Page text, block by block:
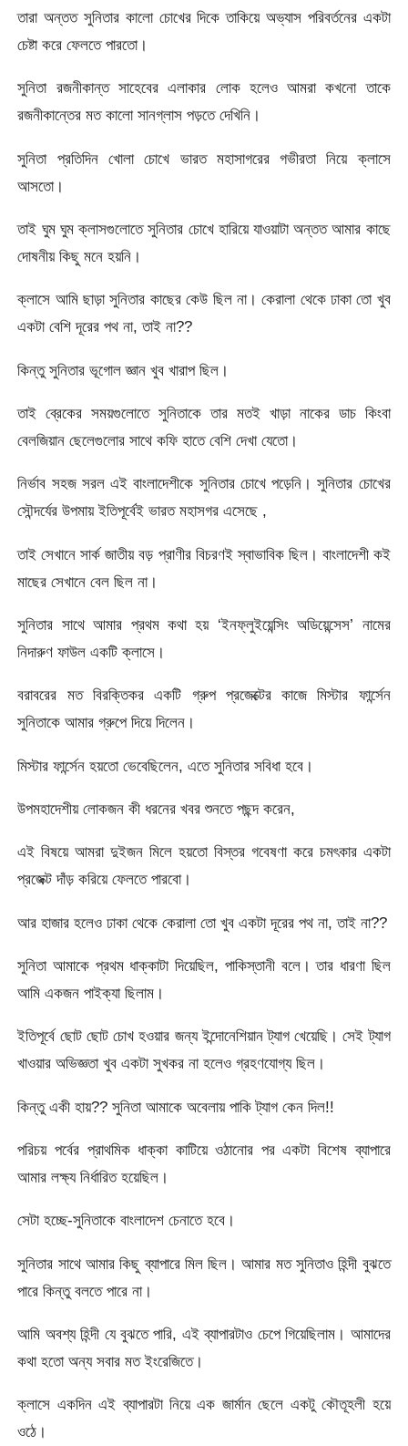
তারা অন্তত সুনিতার কালো চোখের দিকে তাকিয়ে অভ্যাস পরিবর্তনের একটা
চেষ্টা করে ফেলতে পারতো।
সুনিতা রজনীকান্ত সাহেবের এলাকার লোক হলেও আমরা কখনো তাকে
রজনীকান্তের মত কালো সানগ্লাস পড়তে দেখিনি।
সুনিতা প্রতিদিন খোলা চোখে ভারত মহাসাগরের গভীরতা নিয়ে ক্লাসে
আসতো।
তাই ঘুম ঘুম ক্লাসগুলোতে সুনিতার চোখে হারিয়ে যাওয়াটা অন্তত আমার কাছে
দোষনীয় কিছু মনে হয়নি।
ক্লাসে আমি ছাড়া সুনিতার কাছের কেউ ছিল না। কেরালা থেকে ঢাকা তো খুব
একটা বেশি দূরের পথ না, তাই না??
কিন্তু সুনিতার ভূগোল জ্ঞান খুব খারাপ ছিল।
তাই ব্রেকের সময়গুলোতে সুনিতাকে তার মতই খাড়া নাকের ডাচ কিংবা
বেলজিয়ান ছেলেগুলোর সাথে কফি হাতে বেশি দেখা যেতো।
নির্ভাব সহজ সরল এই বাংলাদেশীকে সুনিতার চোখে পড়েনি। সুনিতার চোখের
সৌন্দর্যের উপমায় ইতিপূর্বেই ভারত মহাসগর এসেছে ,
তাই সেখানে সার্ক জাতীয় বড় প্রাণীর বিচরণই স্বাভাবিক ছিল। বাংলাদেশী কই
মাছের সেখানে বেল ছিল না।
সুনিতার সাথে আমার প্রথম কথা হয় ‘ইনফ্লুইয়েন্সিং অডিয়েন্সেস’ নামের
নিদারুণ ফাউল একটি ক্লাসে।
বরাবরের মত বিরক্তিকর একটি গ্রুপ প্রজেক্টের কাজে মিস্টার ফার্ন্সেন
সুনিতাকে আমার গ্রুপে দিয়ে দিলেন।
মিস্টার ফার্ন্সেন হয়তো ভেবেছিলেন, এতে সুনিতার সবিধা হবে।
উপমহাদেশীয় লোকজন কী ধরনের খবর শুনতে পছন্দ করেন,
এই বিষয়ে আমরা দুইজন মিলে হয়তো বিস্তর গবেষণা করে চমৎকার একটা
প্রজেক্ট দাঁড় করিয়ে ফেলতে পারবো।
আর হাজার হলেও ঢাকা থেকে কেরালা তো খুব একটা দূরের পথ না, তাই না??
সুনিতা আমাকে প্রথম ধাক্কাটা দিয়েছিল, পাকিস্তানী বলে। তার ধারণা ছিল
আমি একজন পাইক্যা ছিলাম।
ইতিপূর্বে ছোট ছোট চোখ হওয়ার জন্য ইন্দোনেশিয়ান ট্যাগ খেয়েছি। সেই ট্যাগ
খাওয়ার অভিজ্ঞতা খুব একটা সুখকর না হলেও গ্রহণযোগ্য ছিল।
কিন্তু একী হায়?? সুনিতা আমাকে অবেলায় পাকি ট্যাগ কেন দিল!!
পরিচয় পর্বের প্রাথমিক ধাক্কা কাটিয়ে ওঠানোর পর একটা বিশেষ ব্যাপারে
আমার লক্ষ্য নির্ধারিত হয়েছিল।
সেটা হচ্ছে-সুনিতাকে বাংলাদেশ চেনাতে হবে।
সুনিতার সাথে আমার কিছু ব্যাপারে মিল ছিল। আমার মত সুনিতাও হিন্দী বুঝতে
পারে কিন্তু বলতে পারে না।
আমি অবশ্য হিন্দী যে বুঝতে পারি, এই ব্যাপারটাও চেপে গিয়েছিলাম। আমাদের
কথা হতো অন্য সবার মত ইংরেজিতে।
ক্লাসে একদিন এই ব্যাপারটা নিয়ে এক জার্মান ছেলে একটু কৌতূহলী হয়ে
ওঠে।